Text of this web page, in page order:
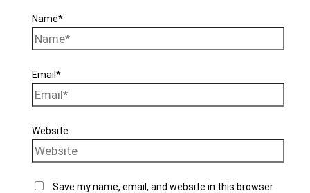
Name*
Email*
Website
Save my name, email, and website in this browser